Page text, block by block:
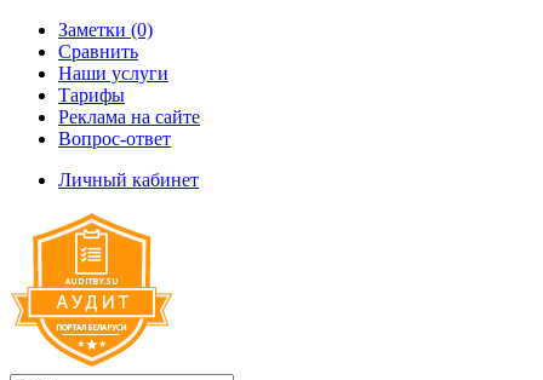
Заметки (0)
Сравнить
Наши услуги
Тарифы
Реклама на сайте
Вопрос-ответ
Личный кабинет